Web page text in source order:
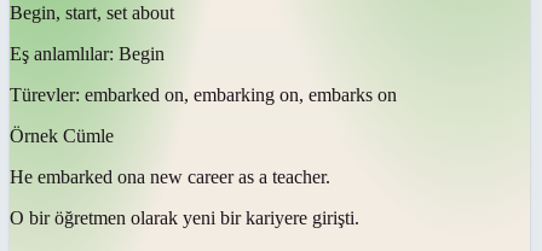
Begin, start, set about
Eş anlamlılar: Begin
Türevler: embarked on, embarking on, embarks on
Örnek Cümle
He embarked ona new career as a teacher.
O bir öğretmen olarak yeni bir kariyere girişti.